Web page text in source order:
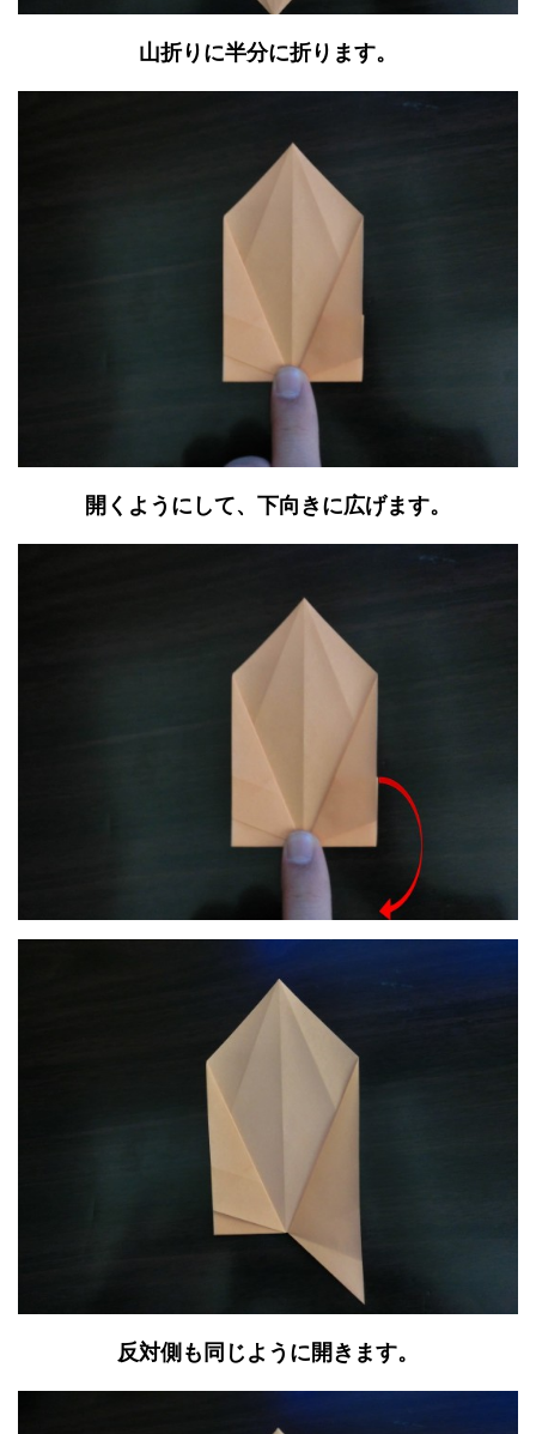
山折りに半分に折ります。
開くようにして、下向きに広げます。
反対側も同じように開きます。